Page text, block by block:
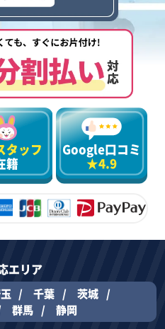
タッフ
籍
Google口コミ
★4.9
エリア
千葉
茨城
群馬 静岡